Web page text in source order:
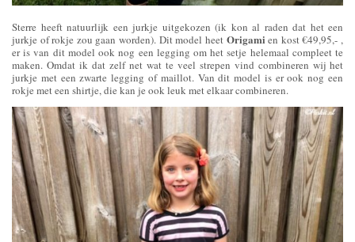
Sterre heeft natuurlijk een jurkje uitgekozen (ik kon al raden dat het een
jurkje of rokje zou gaan worden). Dit model heet Origami en kost €49,95,- ,
er is van dit model ook nog een legging om het setje helemaal compleet te
maken. Omdat ik dat zelf net wat te veel strepen vind combineren wij het
jurkje met een zwarte legging of maillot. Van dit model is er ook nog een
rokje met een shirtje, die kan je ook leuk met elkaar combineren.